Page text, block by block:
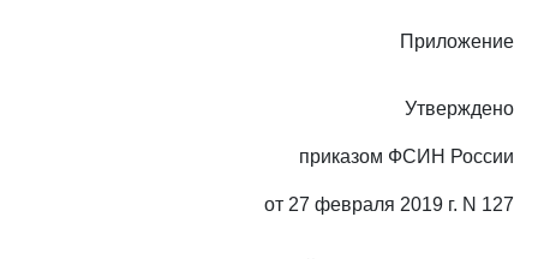
Приложение
Утверждено
приказом ФСИН России
от 27 февраля 2019 г. N 127